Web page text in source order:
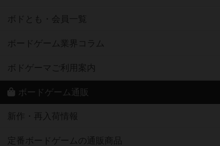
ボドとも・会員一覧
ボードゲーム業界コラム
ボドゲーマご利用案内
ボードゲーム通販
新作・再入荷情報
定番ボードゲームの通販商品